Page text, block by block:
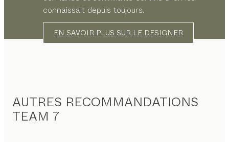
connaissait depuis toujours.
EN SAVOIR PLUS SUR LE DESIGNER
AUTRES RECOMMANDATIONS
TEAM 7